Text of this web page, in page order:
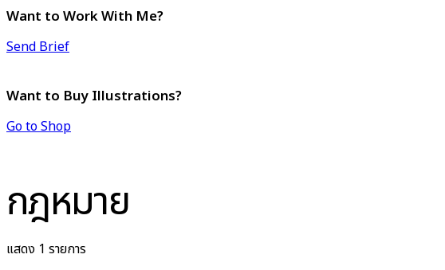
Want to Work With Me?
Send Brief
Want to Buy Illustrations?
Go to Shop
กฎหมาย
แสดง 1 รายการ